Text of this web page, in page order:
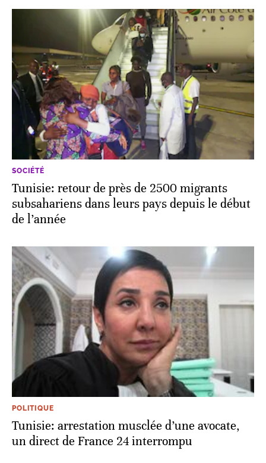
SOCIÉTÉ
Tunisie: retour de près de 2500 migrants
subsahariens dans leurs pays depuis le début
de l’année
POLITIQUE
Tunisie: arrestation musclée d’une avocate,
un direct de France 24 interrompu